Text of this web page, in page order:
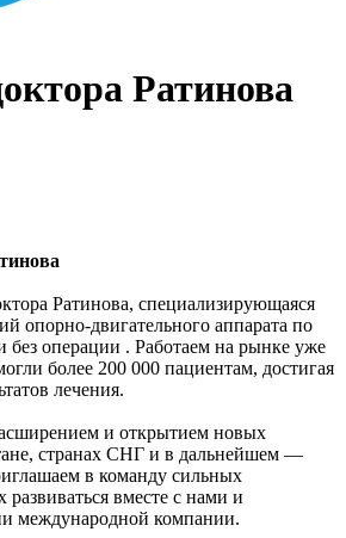
Ратинова
Ратинова, специализирующаяся
опорно-двигательного аппарата по
без операции . Работаем на рынке уже
более 200 000 пациентам, достигая
лечения.
и открытием новых
странах СНГ и в дальнейшем —
в команду сильных
развиваться вместе с нами и
международной компании.